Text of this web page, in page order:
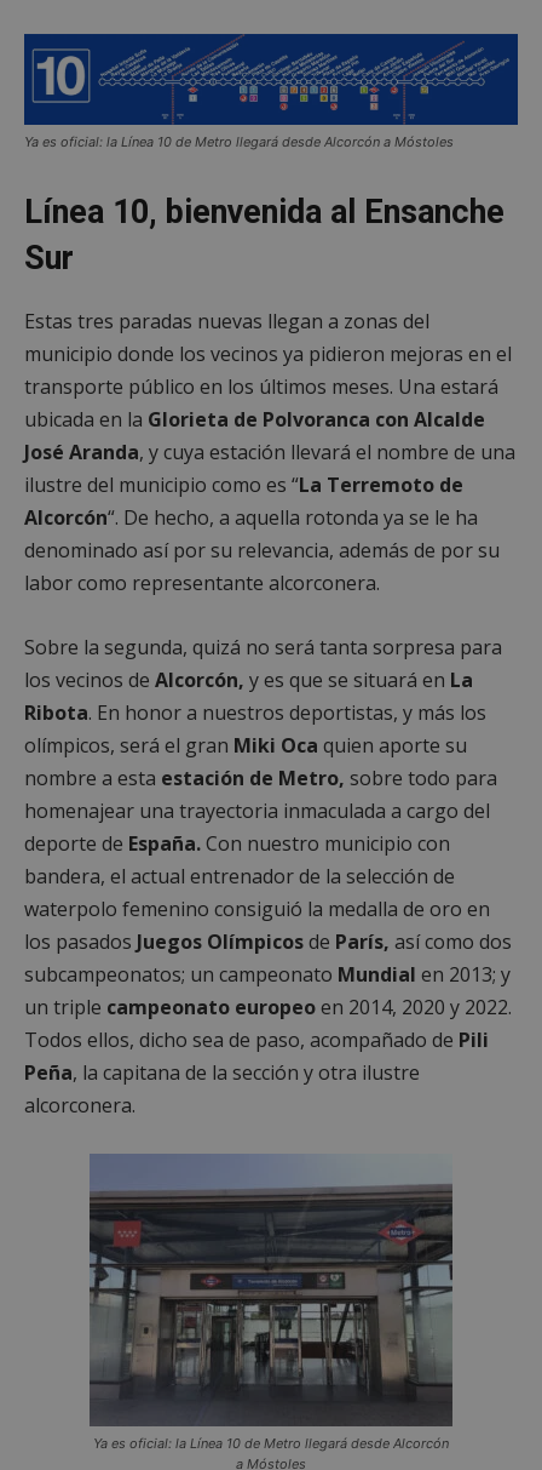
Ya es oficial: la Línea 10 de Metro llegará desde Alcorcón a Móstoles
Línea 10, bienvenida al Ensanche
Sur
Estas tres paradas nuevas llegan a zonas del
municipio donde los vecinos ya pidieron mejoras en el
transporte público en los últimos meses. Una estará
ubicada en la Glorieta de Polvoranca con Alcalde
José Aranda, y cuya estación llevará el nombre de una
ilustre del municipio como es “La Terremoto de
Alcorcón“. De hecho, a aquella rotonda ya se le ha
denominado así por su relevancia, además de por su
labor como representante alcorconera.
Sobre la segunda, quizá no será tanta sorpresa para
los vecinos de Alcorcón, y es que se situará en La
Ribota. En honor a nuestros deportistas, y más los
olímpicos, será el gran Miki Oca quien aporte su
nombre a esta estación de Metro, sobre todo para
homenajear una trayectoria inmaculada a cargo del
deporte de España.Con nuestro municipio con
bandera, el actual entrenador de la selección de
waterpolo femenino consiguió la medalla de oro en
los pasados Juegos Olímpicosde París, así como dos
subcampeonatos; un campeonato Mundial en 2013; y
un triple campeonato europeoen 2014, 2020 y 2022.
Todos ellos, dicho sea de paso, acompañado de Pili
Peña, la capitana de la sección y otra ilustre
alcorconera.
Ya es oficial: la Línea 10 de Metro llegará desde Alcorcón
a Móstoles